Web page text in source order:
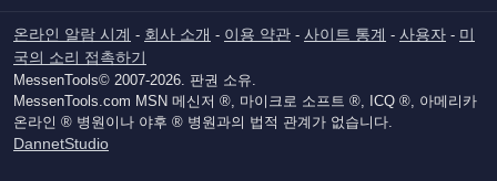
온라인 알람 시계 - 회사 소개 - 이용 약관 - 사이트 통계 - 사용자 - 미
국의 소리 접촉하기
MessenTools© 2007-2026. 판권 소유.
MessenTools.com MSN 메신저 ®, 마이크로 소프트 ®, ICQ ®, 아메리카
온라인 ® 병원이나 야후 ® 병원과의 법적 관계가 없습니다.
DannetStudio